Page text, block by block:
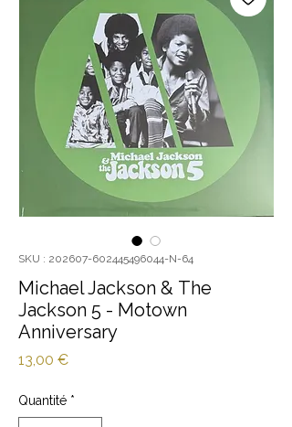
SKU : 202607-602445496044-N-64
Michael Jackson & The
Jackson 5 - Motown
Anniversary
13,00 €Prix
Quantité *